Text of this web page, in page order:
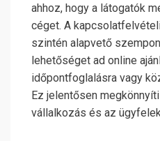
ahhoz, hogy a látogatók
céget. A
szintén alapvető
lehetőséget ad online
időpontfoglalásra vagy
Ez jelentősen
vállalkozás és az